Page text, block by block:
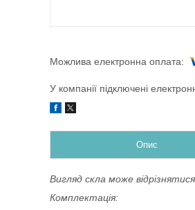
У компанії підключені
Опис
Вигляд скла може
Комплектація: